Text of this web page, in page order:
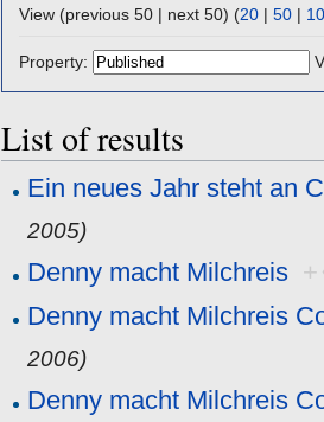
View (previous 50 | next 50) (20 | 50 |
Property:
List of results
Ein neues Jahr steht an
2005)
Denny macht Milchreis +
Denny macht Milchreis
2006)
Denny macht Milchreis